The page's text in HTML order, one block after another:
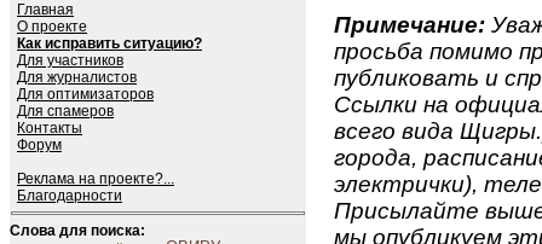
Главная
О проекте
Как исправить ситуацию?
Для участников
Для журналистов
Для оптимизаторов
Для спамеров
Контакты
Форум
Реклама на проекте?...
Благодарности
Слова для поиска:
Примечание:
просьба помимо
публиковать и
Ссылки на
всего вида
города,
электрички),
Присылайте
мы опубликуем